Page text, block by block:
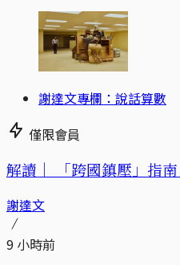
謝達文專欄：說話算數
僅限會員
解讀｜ 「跨國鎮壓」指
謝達文
9 小時前